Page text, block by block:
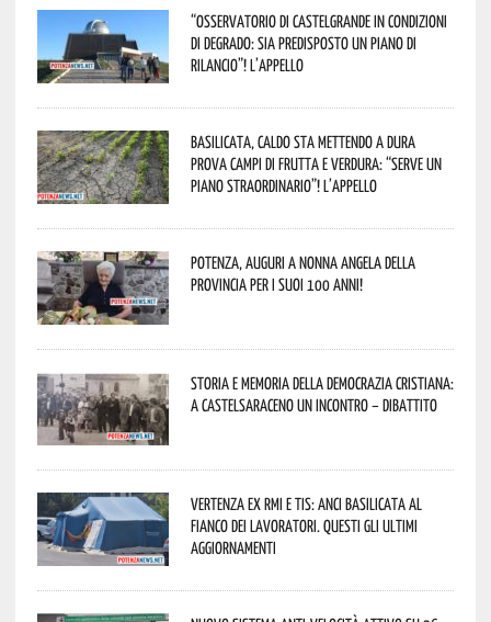
“Osservatorio di Castelgrande in condizioni
di degrado: sia predisposto un piano di
rilancio”! L’appello
Basilicata, caldo sta mettendo a dura
prova campi di frutta e verdura: “Serve un
piano straordinario”! L’appello
Potenza, auguri a nonna Angela della
provincia per i suoi 100 anni!
Storia e memoria della Democrazia Cristiana:
a Castelsaraceno un incontro – dibattito
Vertenza ex RMI e TIS: ANCI Basilicata al
fianco dei lavoratori. Questi gli ultimi
aggiornamenti